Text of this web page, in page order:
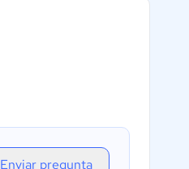
Enviar pregunta